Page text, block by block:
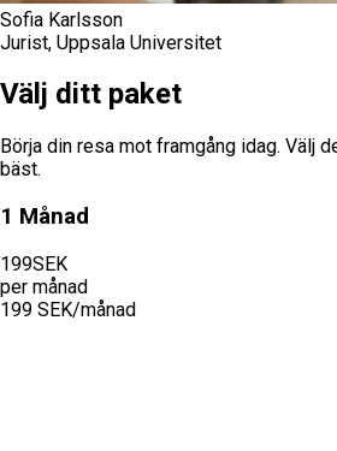
Sofia Karlsson
Jurist, Uppsala Universitet
Välj ditt paket
Börja din resa mot framgång idag. Välj
bäst.
1 Månad
199SEK
per månad
199 SEK/månad